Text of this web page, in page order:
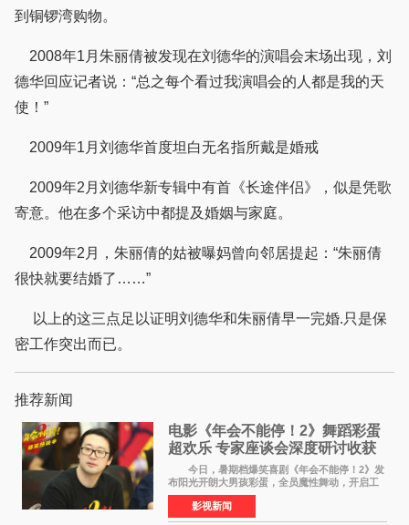
到铜锣湾购物。
2008年1月朱丽倩被发现在刘德华的演唱会末场出现，刘
德华回应记者说：“总之每个看过我演唱会的人都是我的天
使！”
2009年1月刘德华首度坦白无名指所戴是婚戒
2009年2月刘德华新专辑中有首《长途伴侣》，似是凭歌
寄意。他在多个采访中都提及婚姻与家庭。
2009年2月，朱丽倩的姑被曝妈曾向邻居提起：“朱丽倩
很快就要结婚了……”
以上的这三点足以证明刘德华和朱丽倩早一完婚.只是保
密工作突出而已。
推荐新闻
电影《年会不能停！2》舞蹈彩蛋
超欢乐 专家座谈会深度研讨收获
满满
今日，暑期档爆笑喜剧《年会不能停！2》发
布阳光开朗大男孩彩蛋，全员魔性舞动，开启工
位狂欢模式。影片于昨日同步举办专家座谈会，
导演董润年、总制片人应萝佳出席现场，与一众
业内、学界专家
影视新闻